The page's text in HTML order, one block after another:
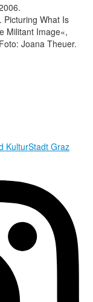
Picturing What Is
Militant Image«,
Joana Theuer.
KulturStadt Graz